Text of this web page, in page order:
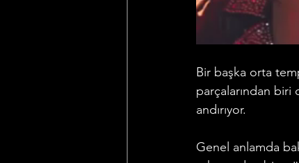
Bir başka orta
parçalarından biri
andırıyor.
Genel anlamda